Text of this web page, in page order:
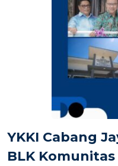
YKKI Cabang
BLK